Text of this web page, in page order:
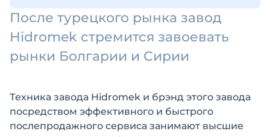
После турецкого рынка завод
Hidromek стремится завоевать
рынки Болгарии и Сирии
Техника завода Hidromek и брэнд этого завода
посредством эффективного и быстрого
послепродажного сервиса занимают высшие